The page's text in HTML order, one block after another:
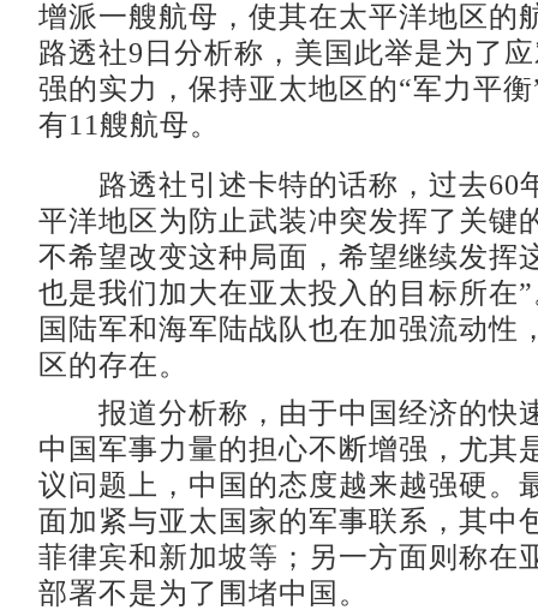
增派一艘航母，使其在太平洋地区的
路透社9日分析称，美国此举是为了
强的实力，保持亚太地区的“军力平
有11艘航母。
路透社引述卡特的话称，过去60
平洋地区为防止武装冲突发挥了关键
不希望改变这种局面，希望继续发挥
也是我们加大在亚太投入的目标所在
国陆军和海军陆战队也在加强流动性
区的存在。
报道分析称，由于中国经济的快
中国军事力量的担心不断增强，尤其
议问题上，中国的态度越来越强硬。
面加紧与亚太国家的军事联系，其中
菲律宾和新加坡等；另一方面则称在
部署不是为了围堵中国。